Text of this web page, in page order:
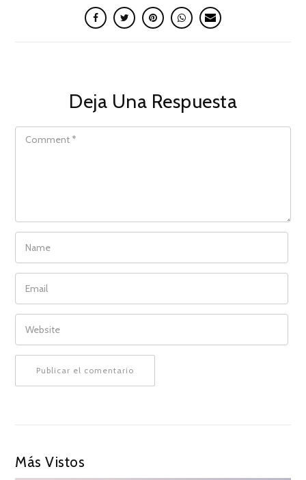
Deja Una Respuesta
COMMENT
NAME
EMAIL
WEBSITE
Más Vistos